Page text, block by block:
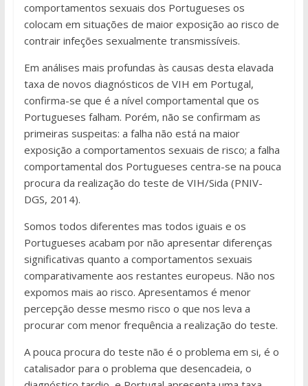
comportamentos sexuais dos Portugueses os
colocam em situações de maior exposição ao risco de
contrair infeções sexualmente transmissíveis.
Em análises mais profundas às causas desta elavada
taxa de novos diagnósticos de VIH em Portugal,
confirma-se que é a nível comportamental que os
Portugueses falham. Porém, não se confirmam as
primeiras suspeitas: a falha não está na maior
exposição a comportamentos sexuais de risco; a falha
comportamental dos Portugueses centra-se na pouca
procura da realização do teste de VIH/Sida (PNIV-
DGS, 2014).
Somos todos diferentes mas todos iguais e os
Portugueses acabam por não apresentar diferenças
significativas quanto a comportamentos sexuais
comparativamente aos restantes europeus. Não nos
expomos mais ao risco. Apresentamos é menor
percepção desse mesmo risco o que nos leva a
procurar com menor frequência a realização do teste.
A pouca procura do teste não é o problema em si, é o
catalisador para o problema que desencadeia, o